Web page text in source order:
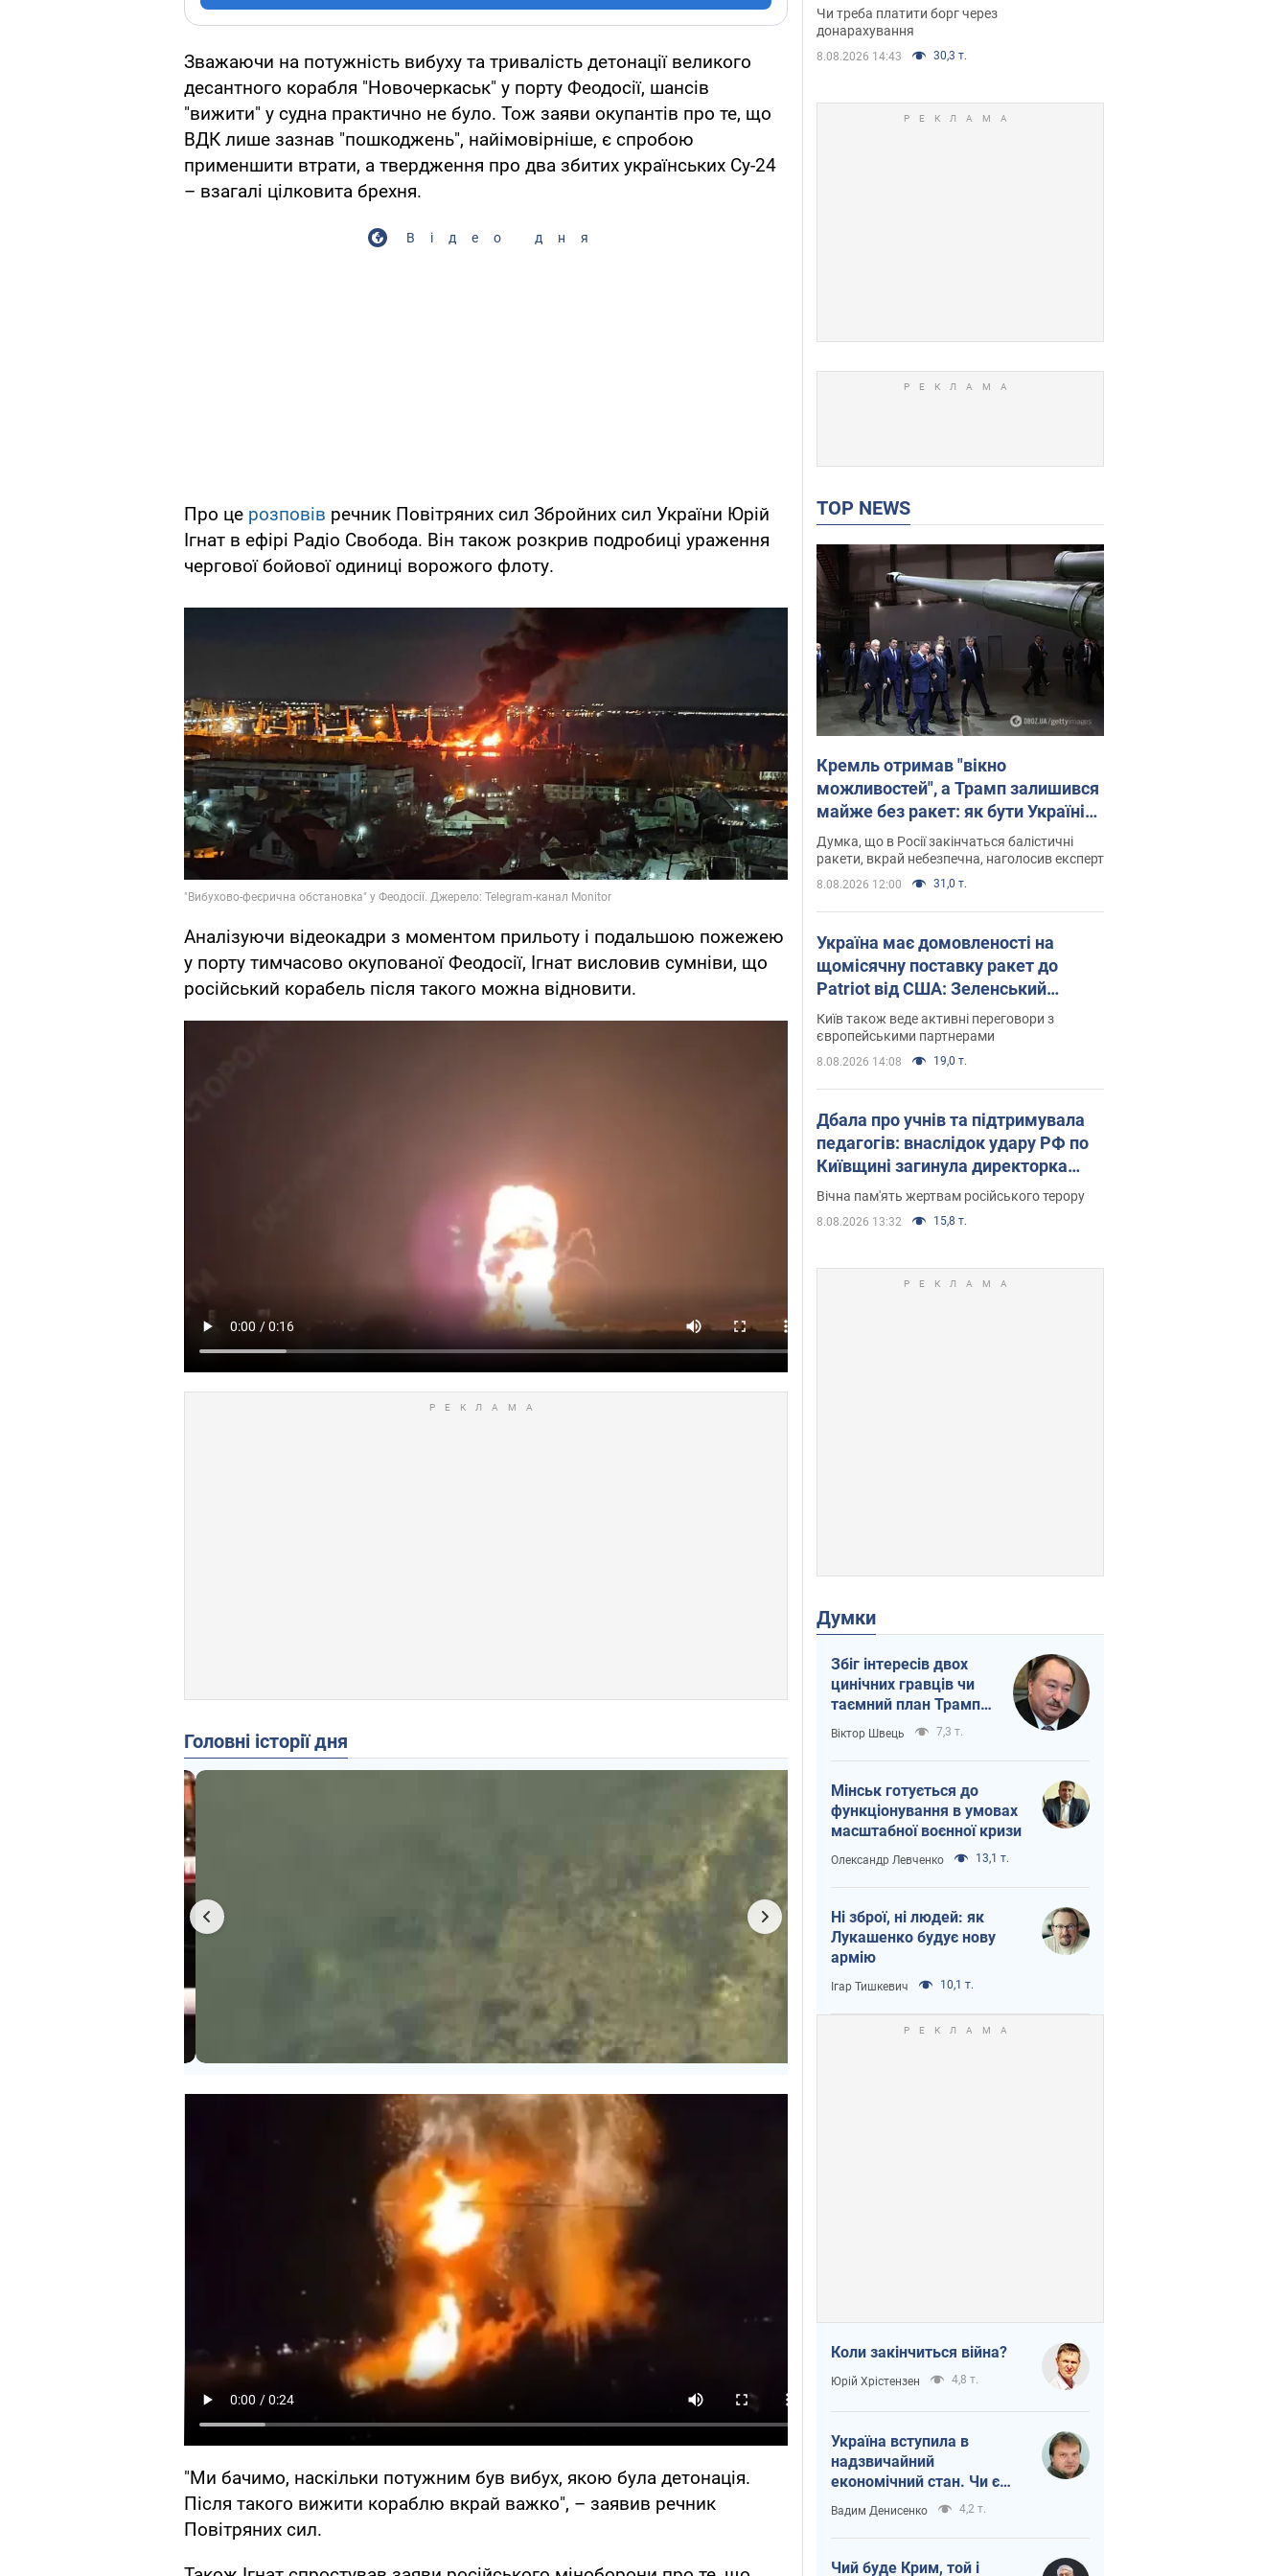
Зважаючи на потужність вибуху та тривалість детонації великого
десантного корабля "Новочеркаськ" у порту Феодосії, шансів
"вижити" у судна практично не було. Тож заяви окупантів про те, що
ВДК лише зазнав "пошкоджень", найімовірніше, є спробою
применшити втрати, а твердження про два збитих українських Су-24
– взагалі цілковита брехня.
Відео дня
Про це розповів речник Повітряних сил Збройних сил України Юрій
Ігнат в ефірі Радіо Свобода. Він також розкрив подробиці ураження
чергової бойової одиниці ворожого флоту.
Аналізуючи відеокадри з моментом прильоту і подальшою пожежею
у порту тимчасово окупованої Феодосії, Ігнат висловив сумніви, що
російський корабель після такого можна відновити.
Головні історії дня
"Ми бачимо, наскільки потужним був вибух, якою була детонація.
Після такого вижити кораблю вкрай важко", – заявив речник
Повітряних сил.
суддя ухвалив
неочікуване рішення
Чи треба платити борг через
донарахування
8.08.2026 14:43 30,3 т.
TOP NEWS
Кремль отримав "вікно
можливостей", а Трамп залишився
майже без ракет: як бути Україні?
Інтерв’ю з Мельником
Думка, що в Росії закінчаться балістичні
ракети, вкрай небезпечна, наголосив експерт
8.08.2026 12:00 31,0 т.
Україна має домовленості на
щомісячну поставку ракет до
Patriot від США: Зеленський
розкрив подробиці
Київ також веде активні переговори з
європейськими партнерами
8.08.2026 14:08 19,0 т.
Дбала про учнів та підтримувала
педагогів: внаслідок удару РФ по
Київщині загинула директорка
київського ліцею, її чоловік та онук
Вічна пам'ять жертвам російського терору
8.08.2026 13:32 15,8 т.
Думки
Збіг інтересів двох
цинічних гравців чи
таємний план Трампа
і Путіна?
Віктор Швець 7,3 т.
Мінськ готується до
функціонування в умовах
масштабної воєнної кризи
Олександр Левченко 13,1 т.
Ні зброї, ні людей: як
Лукашенко будує нову
армію
Ігар Тишкевич 10,1 т.
Коли закінчиться війна?
Юрій Хрістензен 4,8 т.
Україна вступила в
надзвичайний
економічний стан. Чи є
світло вкінці тунелю?
Вадим Денисенко 4,2 т.
Чий буде Крим, той і